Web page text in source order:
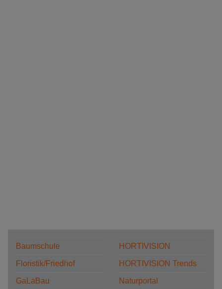
Baumschule
Floristik/Friedhof
GaLaBau
HORTIVISION
HORTIVISION Trends
Naturportal